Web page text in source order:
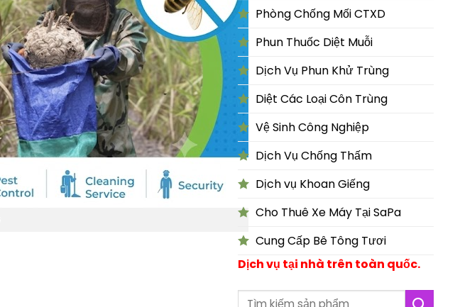
Phòng Chống Mối CTXD
Phun Thuốc Diệt Muỗi
Dịch Vụ Phun Khử Trùng
Diệt Các Loại Côn Trùng
Vệ Sinh Công Nghiệp
Dịch Vụ Chống Thấm
Dịch vụ Khoan Giếng
Cho Thuê Xe Máy Tại SaPa
Cung Cấp Bê Tông Tươi
Dịch vụ tại nhà trên toàn quốc.